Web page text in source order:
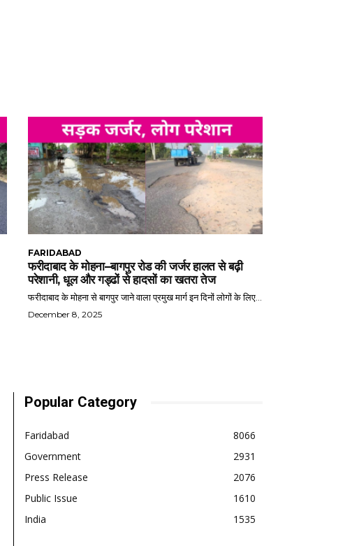
FARIDABAD
फरीदाबाद के मोहना–बागपुर रोड की जर्जर हालत से बढ़ी
परेशानी, धूल और गड्ढों से हादसों का खतरा तेज
फरीदाबाद के मोहना से बागपुर जाने वाला प्रमुख मार्ग इन दिनों लोगों के लिए...
December 8, 2025
Popular Category
Faridabad
8066
Government
2931
Press Release
2076
Public Issue
1610
India
1535